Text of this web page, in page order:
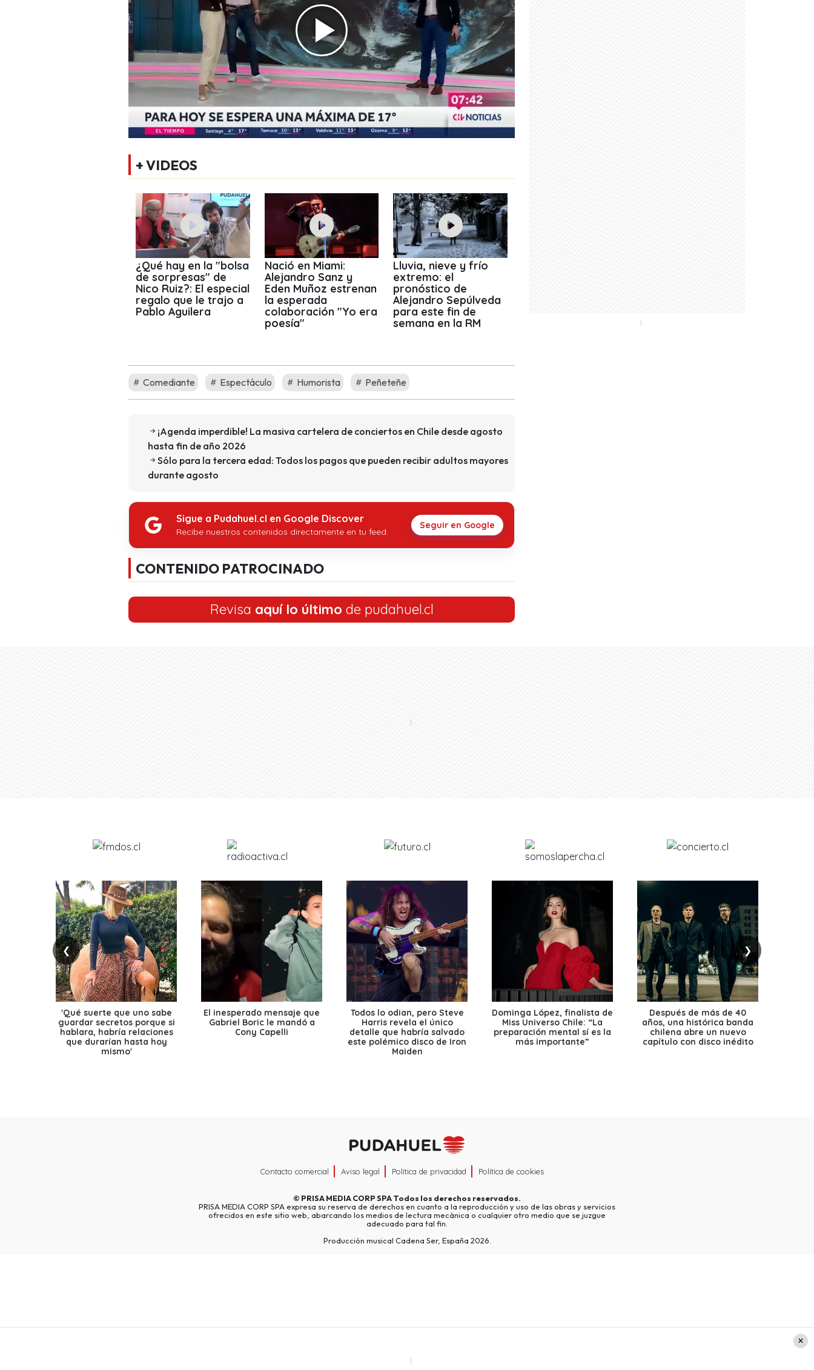
+ VIDEOS
¿Qué hay en la "bolsa
de sorpresas" de
Nico Ruiz?: El especial
regalo que le trajo a
Pablo Aguilera
Nació en Miami:
Alejandro Sanz y
Eden Muñoz estrenan
la esperada
colaboración "Yo era
poesía"
Lluvia, nieve y frío
extremo: el
pronóstico de
Alejandro Sepúlveda
para este fin de
semana en la RM
Comediante Espectáculo Humorista Peñeteñe
¡Agenda imperdible! La masiva cartelera de conciertos en Chile desde agosto
hasta fin de año 2026
Sólo para la tercera edad: Todos los pagos que pueden recibir adultos mayores
durante agosto
Sigue a Pudahuel.cl en Google Discover
Recibe nuestros contenidos directamente en tu feed.
Seguir en Google
CONTENIDO PATROCINADO
Revisa aquí lo último de pudahuel.cl
❮ ❯
'Qué suerte que uno sabe
guardar secretos porque si
hablara, habría relaciones
que durarían hasta hoy
mismo'
El inesperado mensaje que
Gabriel Boric le mandó a
Cony Capelli
Todos lo odian, pero Steve
Harris revela el único
detalle que habría salvado
este polémico disco de Iron
Maiden
Dominga López, finalista de
Miss Universo Chile: “La
preparación mental sí es la
más importante”
Después de más de 40
años, una histórica banda
chilena abre un nuevo
capítulo con disco inédito
Contacto comercial Aviso legal Política de privacidad Política de cookies
© PRISA MEDIA CORP SPATodos los derechos reservados.
PRISA MEDIA CORP SPA expresa su reserva de derechos en cuanto a la reproducción y uso de las obras y servicios
ofrecidos en este sitio web, abarcando los medios de lectura mecánica o cualquier otro medio que se juzgue
adecuado para tal fin.
Producción musical Cadena Ser, España 2026.